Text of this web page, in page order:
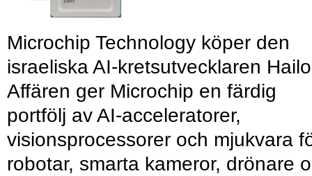
Microchip Technology köper den
israeliska AI-kretsutvecklaren
Affären ger Microchip en färdig
portfölj av AI-acceleratorer,
visionsprocessorer och mjukvara
robotar, smarta kameror, drönare